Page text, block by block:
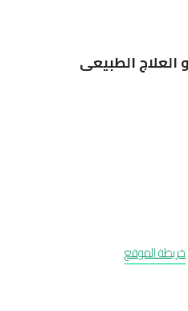
العلاج الطبيعى
خريطة الموقع